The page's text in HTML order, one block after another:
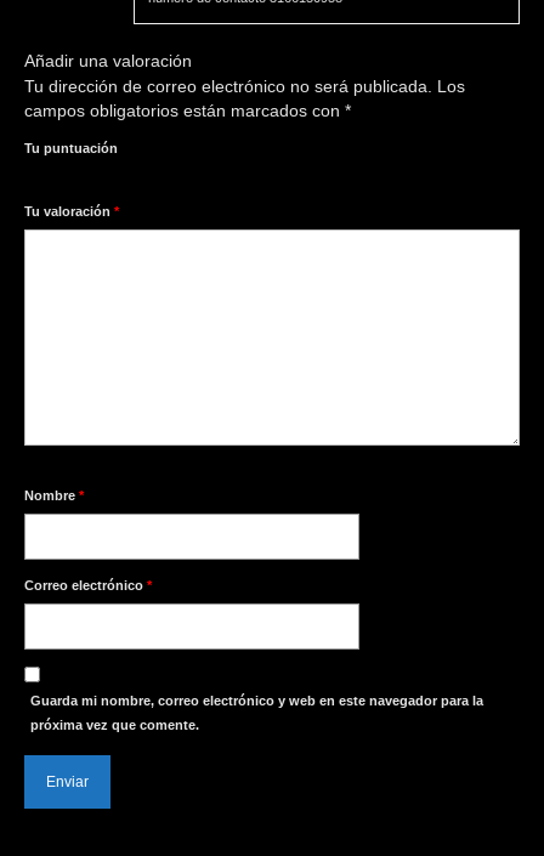
Añadir una valoración
Tu dirección de correo electrónico no será publicada.
Los
campos obligatorios están marcados con *
Tu puntuación
Tu valoración *
Nombre *
Correo electrónico *
Guarda mi nombre, correo electrónico y web en este navegador para la
próxima vez que comente.